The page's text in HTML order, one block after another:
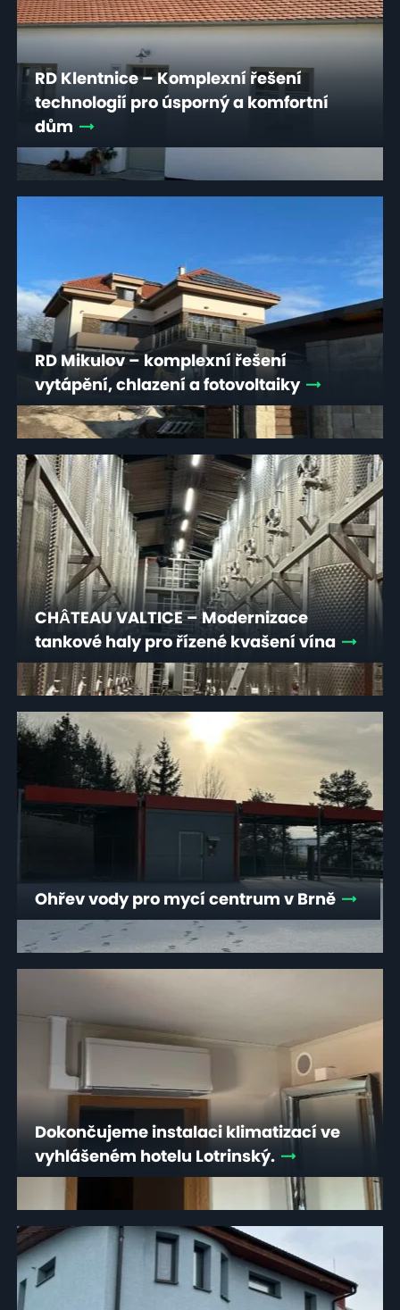
RD Klentnice – Komplexní řešení
technologií pro úsporný a komfortní
dům
RD Mikulov – komplexní řešení
vytápění, chlazení a fotovoltaiky
CHÂTEAU VALTICE – Modernizace
tankové haly pro řízené kvašení vína
Ohřev vody pro mycí centrum v Brně
Dokončujeme instalaci klimatizací ve
vyhlášeném hotelu Lotrinský.